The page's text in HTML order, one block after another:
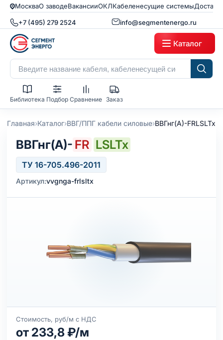
МоскваО заводеВакансииОКЛКабеленесущие системы
+7 (495) 279 2524 info@segmentenergo.ru
Каталог
Библиотека Подбор Сравнение Заказ
Главная›Каталог›ВВГ/ППГ кабели силовые›ВВГнг(А)-FRLSLTx
ВВГнг(А)- FR LSLTx
ТУ 16-705.496-2011
Артикул:vvgnga-frlsltx
Стоимость, руб/м с НДС
от 233,8 ₽/м